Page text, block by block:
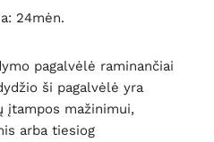
24mėn.
pagalvėlė raminančiai
ši pagalvėlė yra
įtampos mažinimui,
arba tiesiog